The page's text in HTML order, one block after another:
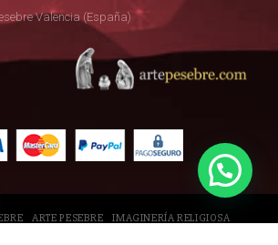
Valencia (España)
ARTE PESEBRE
IMAGINERÍA RELIGIOSA